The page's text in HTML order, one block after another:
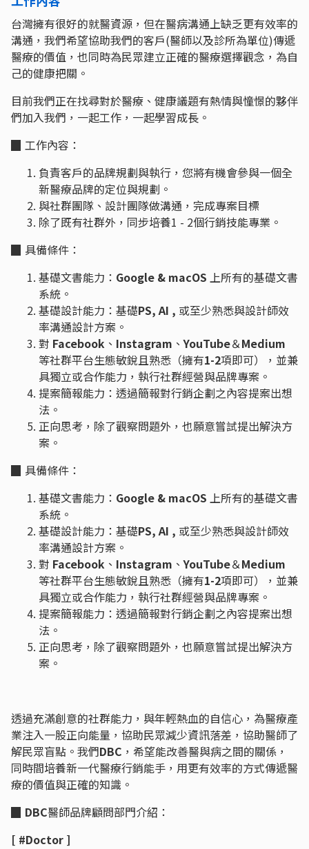
台灣擁有很好的就醫資源，但在醫病溝通上缺乏更有效率的
溝通，我們希望協助我們的客戶(醫師以及診所為單位)傳遞
醫療的價值，也同時為民眾建立正確的醫療選擇觀念，為自
己的健康把關。
目前我們正在找尋對於醫療、健康議題有熱情與憧憬的夥伴
們加入我們，一起工作，一起學習成長。
▉ 工作內容：
負責客戶的品牌規劃與執行，您將有機會參與一個全
新醫療品牌的定位與規劃。
與社群團隊、設計團隊做溝通，完成專案目標
除了既有社群外，同步培養1 - 2個行銷技能專業。
▉ 具備條件：
基礎文書能力： Google & macOS 上所有的基礎文書
系統。
基礎設計能力：基礎PS, AI , 或至少熟悉與設計師效
率溝通設計方案。
對 Facebook 、 Instagram 、YouTube＆Medium
等社群平台生態敏銳且熟悉（擁有1-2項即可），並兼
具獨立或合作能力，執行社群經營與品牌專案。
提案簡報能力：透過簡報對行銷企劃之內容提案出想
法。
正向思考，除了觀察問題外，也願意嘗試提出解決方
案。
▉ 具備條件：
基礎文書能力： Google & macOS 上所有的基礎文書
系統。
基礎設計能力：基礎PS, AI , 或至少熟悉與設計師效
率溝通設計方案。
對 Facebook 、 Instagram 、YouTube＆Medium
等社群平台生態敏銳且熟悉（擁有1-2項即可），並兼
具獨立或合作能力，執行社群經營與品牌專案。
提案簡報能力：透過簡報對行銷企劃之內容提案出想
法。
正向思考，除了觀察問題外，也願意嘗試提出解決方
案。
透過充滿創意的社群能力，與年輕熱血的自信心，為醫療產
業注入一股正向能量，協助民眾減少資訊落差，協助醫師了
解民眾盲點。我們DBC ，希望能改善醫與病之間的關係，
同時間培養新一代醫療行銷能手，用更有效率的方式傳遞醫
療的價值與正確的知識。
▉ DBC醫師品牌顧問部門介紹：
[ #Doctor ]